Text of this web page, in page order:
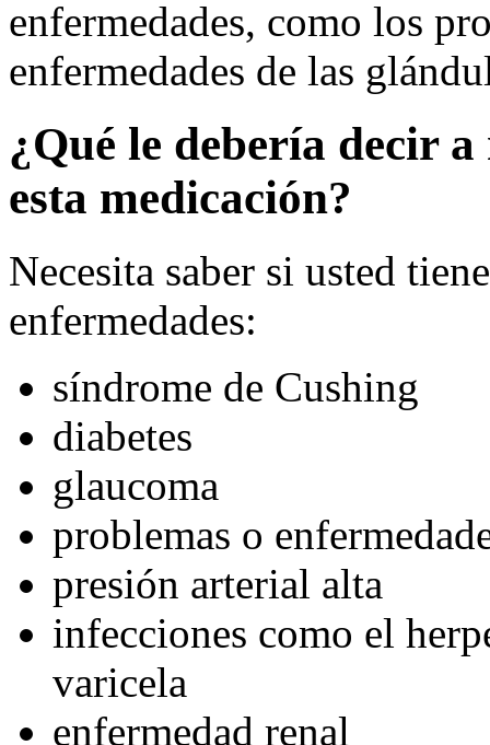
enfermedades, como los
enfermedades de las
¿Qué le debería decir
esta medicación?
Necesita saber si usted
enfermedades:
síndrome de Cushing
diabetes
glaucoma
problemas o
presión arterial alta
infecciones como el
varicela
enfermedad renal